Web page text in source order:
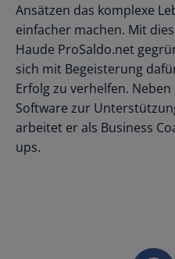
Ansätzen das komplexe
einfacher machen. Mit
Haude ProSaldo.net
sich mit Begeisterung
Erfolg zu verhelfen.
Software zur
arbeitet er als Business
ups.